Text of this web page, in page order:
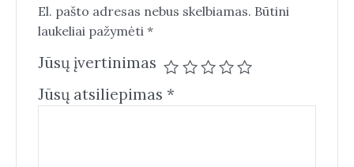
El. pašto adresas nebus skelbiamas. Būtini
laukeliai pažymėti *
Jūsų įvertinimas
Jūsų atsiliepimas *